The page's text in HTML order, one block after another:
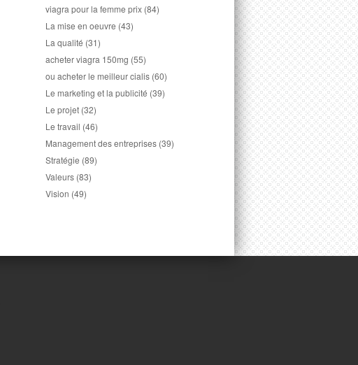
viagra pour la femme prix (84)
La mise en oeuvre (43)
La qualité (31)
acheter viagra 150mg (55)
ou acheter le meilleur cialis (60)
Le marketing et la publicité (39)
Le projet (32)
Le travail (46)
Management des entreprises (39)
Stratégie (89)
Valeurs (83)
Vision (49)